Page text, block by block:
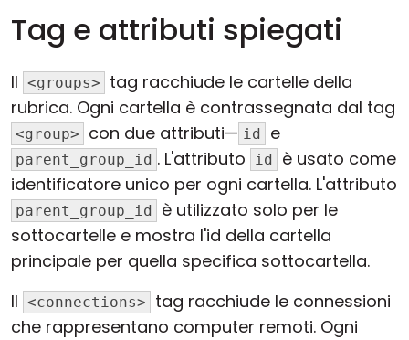
Tag e attributi spiegati
Il <groups>
tag racchiude le cartelle della
rubrica. Ogni cartella è contrassegnata dal tag
<group> con due attributi— id e
parent_group_id . L'attributo id
è usato come
identificatore unico per ogni cartella. L'attributo
parent_group_id
è utilizzato solo per le
sottocartelle e mostra l'id della cartella
principale per quella specifica sottocartella.
Il <connections>
tag racchiude le connessioni
che rappresentano computer remoti. Ogni